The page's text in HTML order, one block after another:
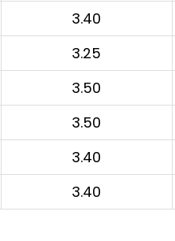
3.40
3.25
3.50
3.50
3.40
3.40